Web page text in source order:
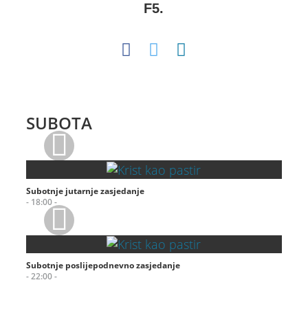
F5.
SUBOTA
Subotnje jutarnje zasjedanje
- 18:00 -
Subotnje poslijepodnevno zasjedanje
- 22:00 -